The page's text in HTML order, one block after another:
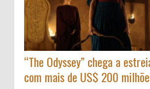
“The Odyssey” chega a
com mais de US$ 200